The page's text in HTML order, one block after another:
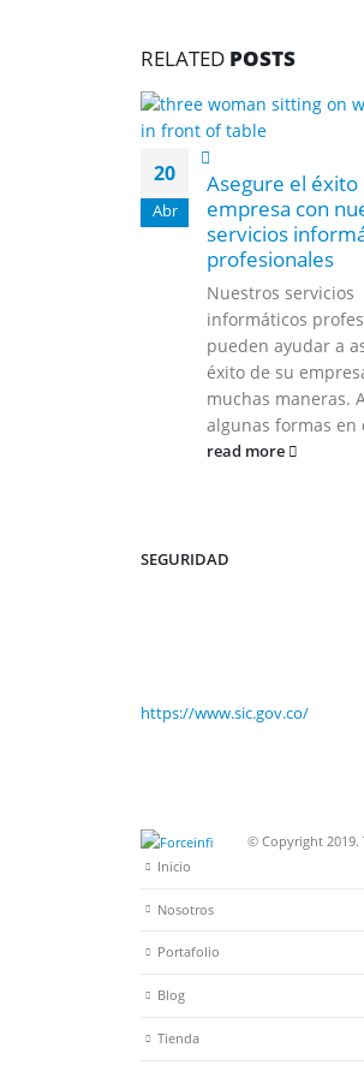
RELATED POSTS
20
Abr
Asegure el éxito
empresa con
servicios
profesionales
Nuestros servicios
informáticos
pueden ayudar a
éxito de su
muchas maneras.
algunas formas en
read more
SEGURIDAD
https://www.sic.gov.co/
© Copyright 2019.
Inicio
Nosotros
Portafolio
Blog
Tienda